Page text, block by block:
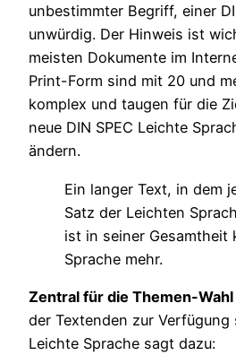
unbestimmter Begriff, einer
unwürdig. Der Hinweis ist
meisten Dokumente im
Print-Form sind mit 20 und
komplex und taugen für die
neue DIN SPEC Leichte
ändern.
Ein langer Text, in dem
Satz der Leichten
ist in seiner Gesamtheit
Sprache mehr.
Zentral für die Themen-
der Textenden zur Verfügung
Leichte Sprache sagt dazu: